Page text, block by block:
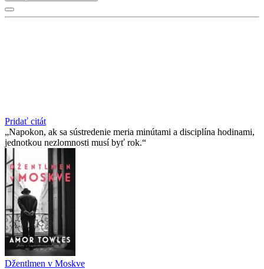
Pridať citát
Napokon, ak sa sústredenie meria minútami a disciplína hodinami,
jednotkou nezlomnosti musí byť rok.
Džentlmen v Moskve